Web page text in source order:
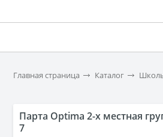
Главная страница Каталог
Парта Optima 2-х местная
7